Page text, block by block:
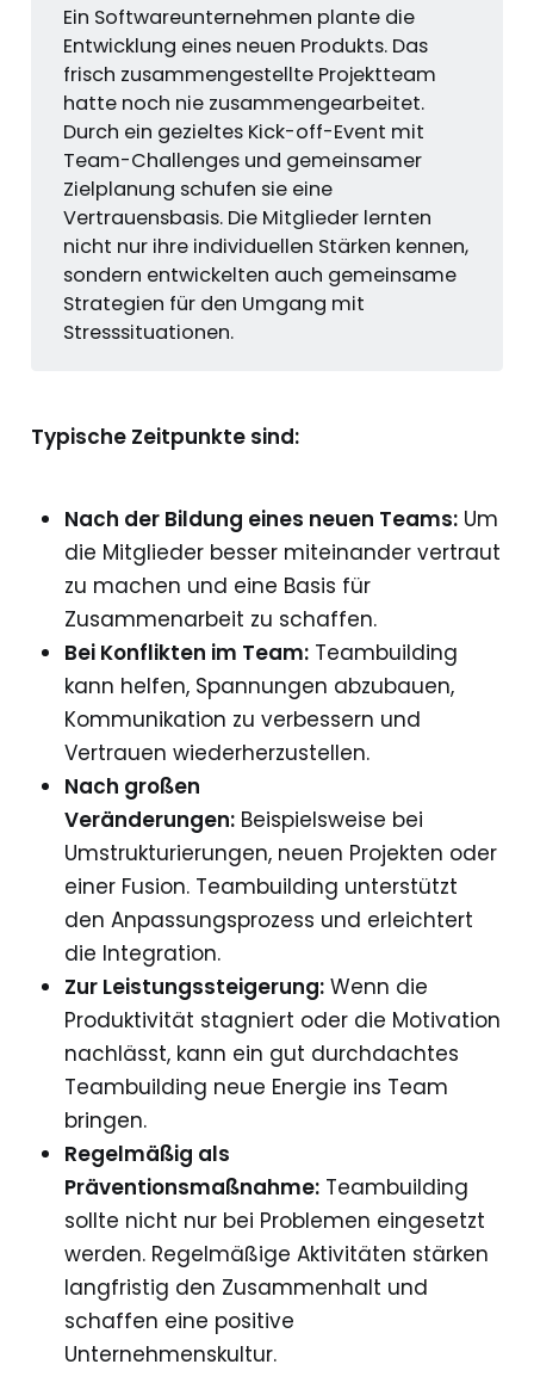
Ein Softwareunternehmen plante die
Entwicklung eines neuen Produkts. Das
frisch zusammengestellte Projektteam
hatte noch nie zusammengearbeitet.
Durch ein gezieltes Kick-off-Event mit
Team-Challenges und gemeinsamer
Zielplanung schufen sie eine
Vertrauensbasis. Die Mitglieder lernten
nicht nur ihre individuellen Stärken kennen,
sondern entwickelten auch gemeinsame
Strategien für den Umgang mit
Stresssituationen.
Typische Zeitpunkte sind:
Nach der Bildung eines neuen Teams:Um
die Mitglieder besser miteinander vertraut
zu machen und eine Basis für
Zusammenarbeit zu schaffen.
Bei Konflikten im Team:Teambuilding
kann helfen, Spannungen abzubauen,
Kommunikation zu verbessern und
Vertrauen wiederherzustellen.
Nach großen
Veränderungen:Beispielsweise bei
Umstrukturierungen, neuen Projekten oder
einer Fusion. Teambuilding unterstützt
den Anpassungsprozess und erleichtert
die Integration.
Zur Leistungssteigerung:Wenn die
Produktivität stagniert oder die Motivation
nachlässt, kann ein gut durchdachtes
Teambuilding neue Energie ins Team
bringen.
Regelmäßig als
Präventionsmaßnahme:Teambuilding
sollte nicht nur bei Problemen eingesetzt
werden. Regelmäßige Aktivitäten stärken
langfristig den Zusammenhalt und
schaffen eine positive
Unternehmenskultur.